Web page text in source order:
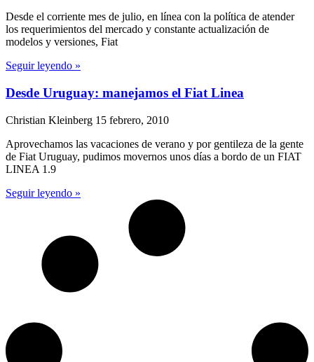
Desde el corriente mes de julio, en línea con la política de atender
los requerimientos del mercado y constante actualización de
modelos y versiones, Fiat
Seguir leyendo »
Desde Uruguay: manejamos el Fiat Linea
Christian Kleinberg 15 febrero, 2010
Aprovechamos las vacaciones de verano y por gentileza de la gente
de Fiat Uruguay, pudimos movernos unos días a bordo de un FIAT
LINEA 1.9
Seguir leyendo »